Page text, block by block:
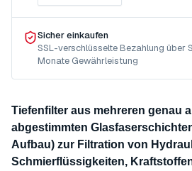
Sicher einkaufen
SSL-verschlüsselte Bezahlung über
Monate Gewährleistung
Tiefenfilter aus mehreren genau
abgestimmten
Aufbau) zur Filtration von
Schmierflüssigkeiten,